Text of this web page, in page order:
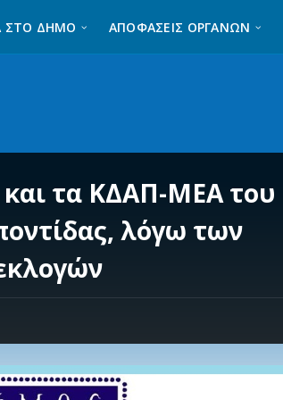
ΣΤΟ ΔΉΜΟ ΑΠΟΦΑΣΕΙΣ ΟΡΓΑΝΩΝ
τα ΚΔΑΠ-ΜΕΑ του
λόγω των